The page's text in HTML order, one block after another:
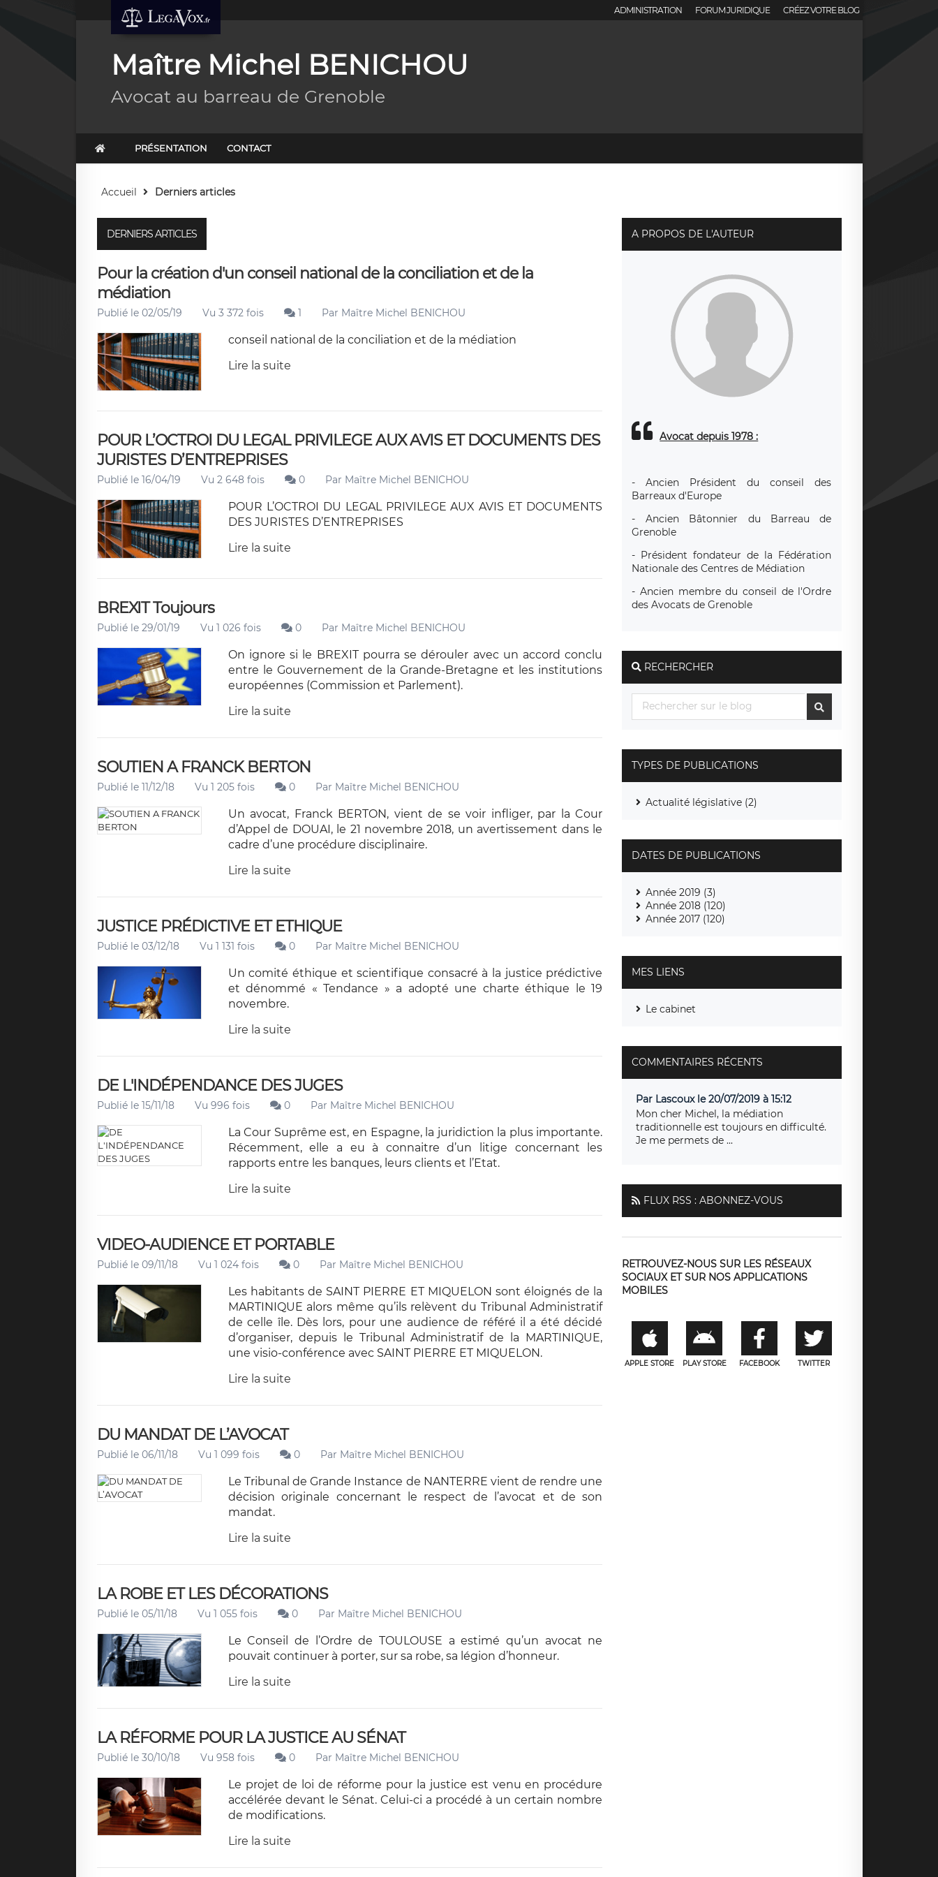
ADMINISTRATION FORUM JURIDIQUE CRÉEZ VOTRE BLOG
Maître Michel BENICHOU
Avocat au barreau de Grenoble
PRÉSENTATION CONTACT
Accueil Derniers articles
DERNIERS ARTICLES
Pour la création d'un conseil national de la conciliation et de la
médiation
Publié le 02/05/19 Vu 3 372 fois 1 Par Maître Michel BENICHOU
conseil national de la conciliation et de la médiation
Lire la suite
POUR L’OCTROI DU LEGAL PRIVILEGE AUX AVIS ET DOCUMENTS DES
JURISTES D’ENTREPRISES
Publié le 16/04/19 Vu 2 648 fois 0 Par Maître Michel BENICHOU
POUR L’OCTROI DU LEGAL PRIVILEGE AUX AVIS ET DOCUMENTS
DES JURISTES D’ENTREPRISES
Lire la suite
BREXIT Toujours
Publié le 29/01/19 Vu 1 026 fois 0 Par Maître Michel BENICHOU
On ignore si le BREXIT pourra se dérouler avec un accord conclu
entre le Gouvernement de la Grande-Bretagne et les institutions
européennes (Commission et Parlement).
Lire la suite
SOUTIEN A FRANCK BERTON
Publié le 11/12/18 Vu 1 205 fois 0 Par Maître Michel BENICHOU
Un avocat, Franck BERTON, vient de se voir infliger, par la Cour
d’Appel de DOUAI, le 21 novembre 2018, un avertissement dans le
cadre d’une procédure disciplinaire.
Lire la suite
JUSTICE PRÉDICTIVE ET ETHIQUE
Publié le 03/12/18 Vu 1 131 fois 0 Par Maître Michel BENICHOU
Un comité éthique et scientifique consacré à la justice prédictive
et dénommé « Tendance » a adopté une charte éthique le 19
novembre.
Lire la suite
DE L'INDÉPENDANCE DES JUGES
Publié le 15/11/18 Vu 996 fois 0 Par Maître Michel BENICHOU
La Cour Suprême est, en Espagne, la juridiction la plus importante.
Récemment, elle a eu à connaitre d’un litige concernant les
rapports entre les banques, leurs clients et l’Etat.
Lire la suite
VIDEO-AUDIENCE ET PORTABLE
Publié le 09/11/18 Vu 1 024 fois 0 Par Maître Michel BENICHOU
Les habitants de SAINT PIERRE ET MIQUELON sont éloignés de la
MARTINIQUE alors même qu’ils relèvent du Tribunal Administratif
de celle île. Dès lors, pour une audience de référé il a été décidé
d’organiser, depuis le Tribunal Administratif de la MARTINIQUE,
une visio-conférence avec SAINT PIERRE ET MIQUELON.
Lire la suite
DU MANDAT DE L’AVOCAT
Publié le 06/11/18 Vu 1 099 fois 0 Par Maître Michel BENICHOU
Le Tribunal de Grande Instance de NANTERRE vient de rendre une
décision originale concernant le respect de l’avocat et de son
mandat.
Lire la suite
LA ROBE ET LES DÉCORATIONS
Publié le 05/11/18 Vu 1 055 fois 0 Par Maître Michel BENICHOU
Le Conseil de l’Ordre de TOULOUSE a estimé qu’un avocat ne
pouvait continuer à porter, sur sa robe, sa légion d’honneur.
Lire la suite
LA RÉFORME POUR LA JUSTICE AU SÉNAT
Publié le 30/10/18 Vu 958 fois 0 Par Maître Michel BENICHOU
Le projet de loi de réforme pour la justice est venu en procédure
accélérée devant le Sénat. Celui-ci a procédé à un certain nombre
de modifications.
Lire la suite
A PROPOS DE L'AUTEUR
Avocat depuis 1978 :
- Ancien Président du conseil des
Barreaux d'Europe
- Ancien Bâtonnier du Barreau de
Grenoble
- Président fondateur de la Fédération
Nationale des Centres de Médiation
- Ancien membre du conseil de l'Ordre
des Avocats de Grenoble
RECHERCHER
TYPES DE PUBLICATIONS
Actualité législative (2)
DATES DE PUBLICATIONS
Année 2019 (3)
Année 2018 (120)
Année 2017 (120)
MES LIENS
Le cabinet
COMMENTAIRES RÉCENTS
Par Lascoux le 20/07/2019 à 15:12
Mon cher Michel, la médiation
traditionnelle est toujours en difficulté.
Je me permets de ...
FLUX RSS : ABONNEZ-VOUS
RETROUVEZ-NOUS SUR LES RÉSEAUX
SOCIAUX ET SUR NOS APPLICATIONS
MOBILES
APPLE STORE PLAY STORE FACEBOOK TWITTER